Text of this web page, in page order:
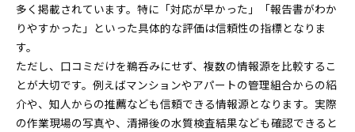
多く掲載されています。特に「対応が早かった」「報告書がわか
りやすかった」といった具体的な評価は信頼性の指標となりま
す。
ただし、口コミだけを鵜呑みにせず、複数の情報源を比較するこ
とが大切です。例えばマンションやアパートの管理組合からの紹
介や、知人からの推薦なども信頼できる情報源となります。実際
の作業現場の写真や、清掃後の水質検査結果なども確認できると